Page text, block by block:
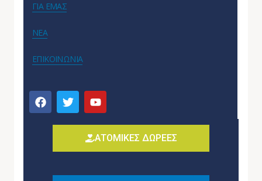
ΓΙΑ ΕΜΑΣ
ΝΕΑ
ΕΠΙΚΟΙΝΩΝΙΑ
ΑΤΟΜΙΚΕΣ ΔΩΡΕΕΣ